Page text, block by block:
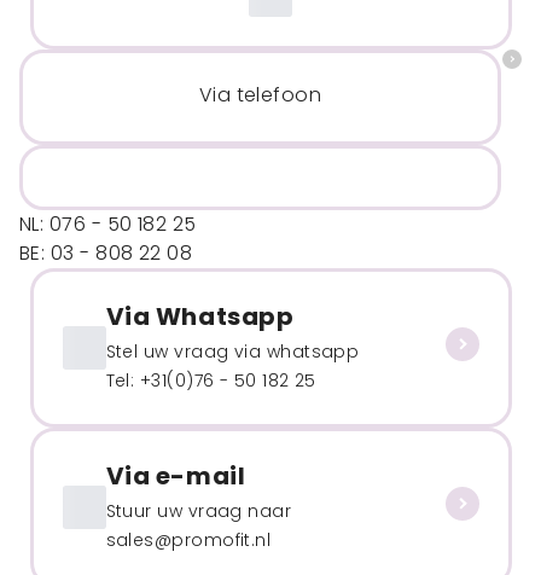
Via telefoon
NL: 076 - 50 182 25
BE: 03 - 808 22 08
Via Whatsapp
Stel uw vraag via whatsapp
Tel: +31(0)76 - 50 182 25
Via e-mail
Stuur uw vraag naar
sales@promofit.nl